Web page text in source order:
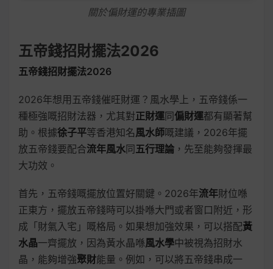
關於偏財運的專業插圖
五帝錢招財擺法2026
五帝錢招財擺法2026
2026年想用五帝錢催旺財運？風水學上，五帝錢係一
種極強嘅招財法器，尤其對正財運同偏財運都有顯著幫
助。根據徐子平等香港知名 風水師嘅建議，2026年擺
放五帝錢要配合流年風水同五行理論 ，先至能夠發揮最
大功效。
首先，五帝錢嘅擺放位置好關鍵。2026年流年財位喺
正東方，擺放五帝錢時可以掛喺大門或者窗口附近，形
成「財氣入宅」嘅格局。如果想加強效果，可以搭配黃
水晶一齊擺放，因為黃水晶喺風水學中被視為招財水
晶，能夠增強聚財能量。例如，可以將五帝錢串成一